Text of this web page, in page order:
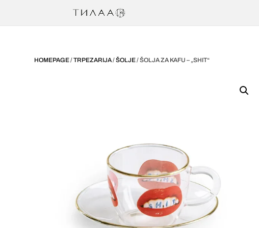
HOMEPAGE/TRPEZARIJA/ŠOLJE/ ŠOLJA ZA KAFU – „SHIT“